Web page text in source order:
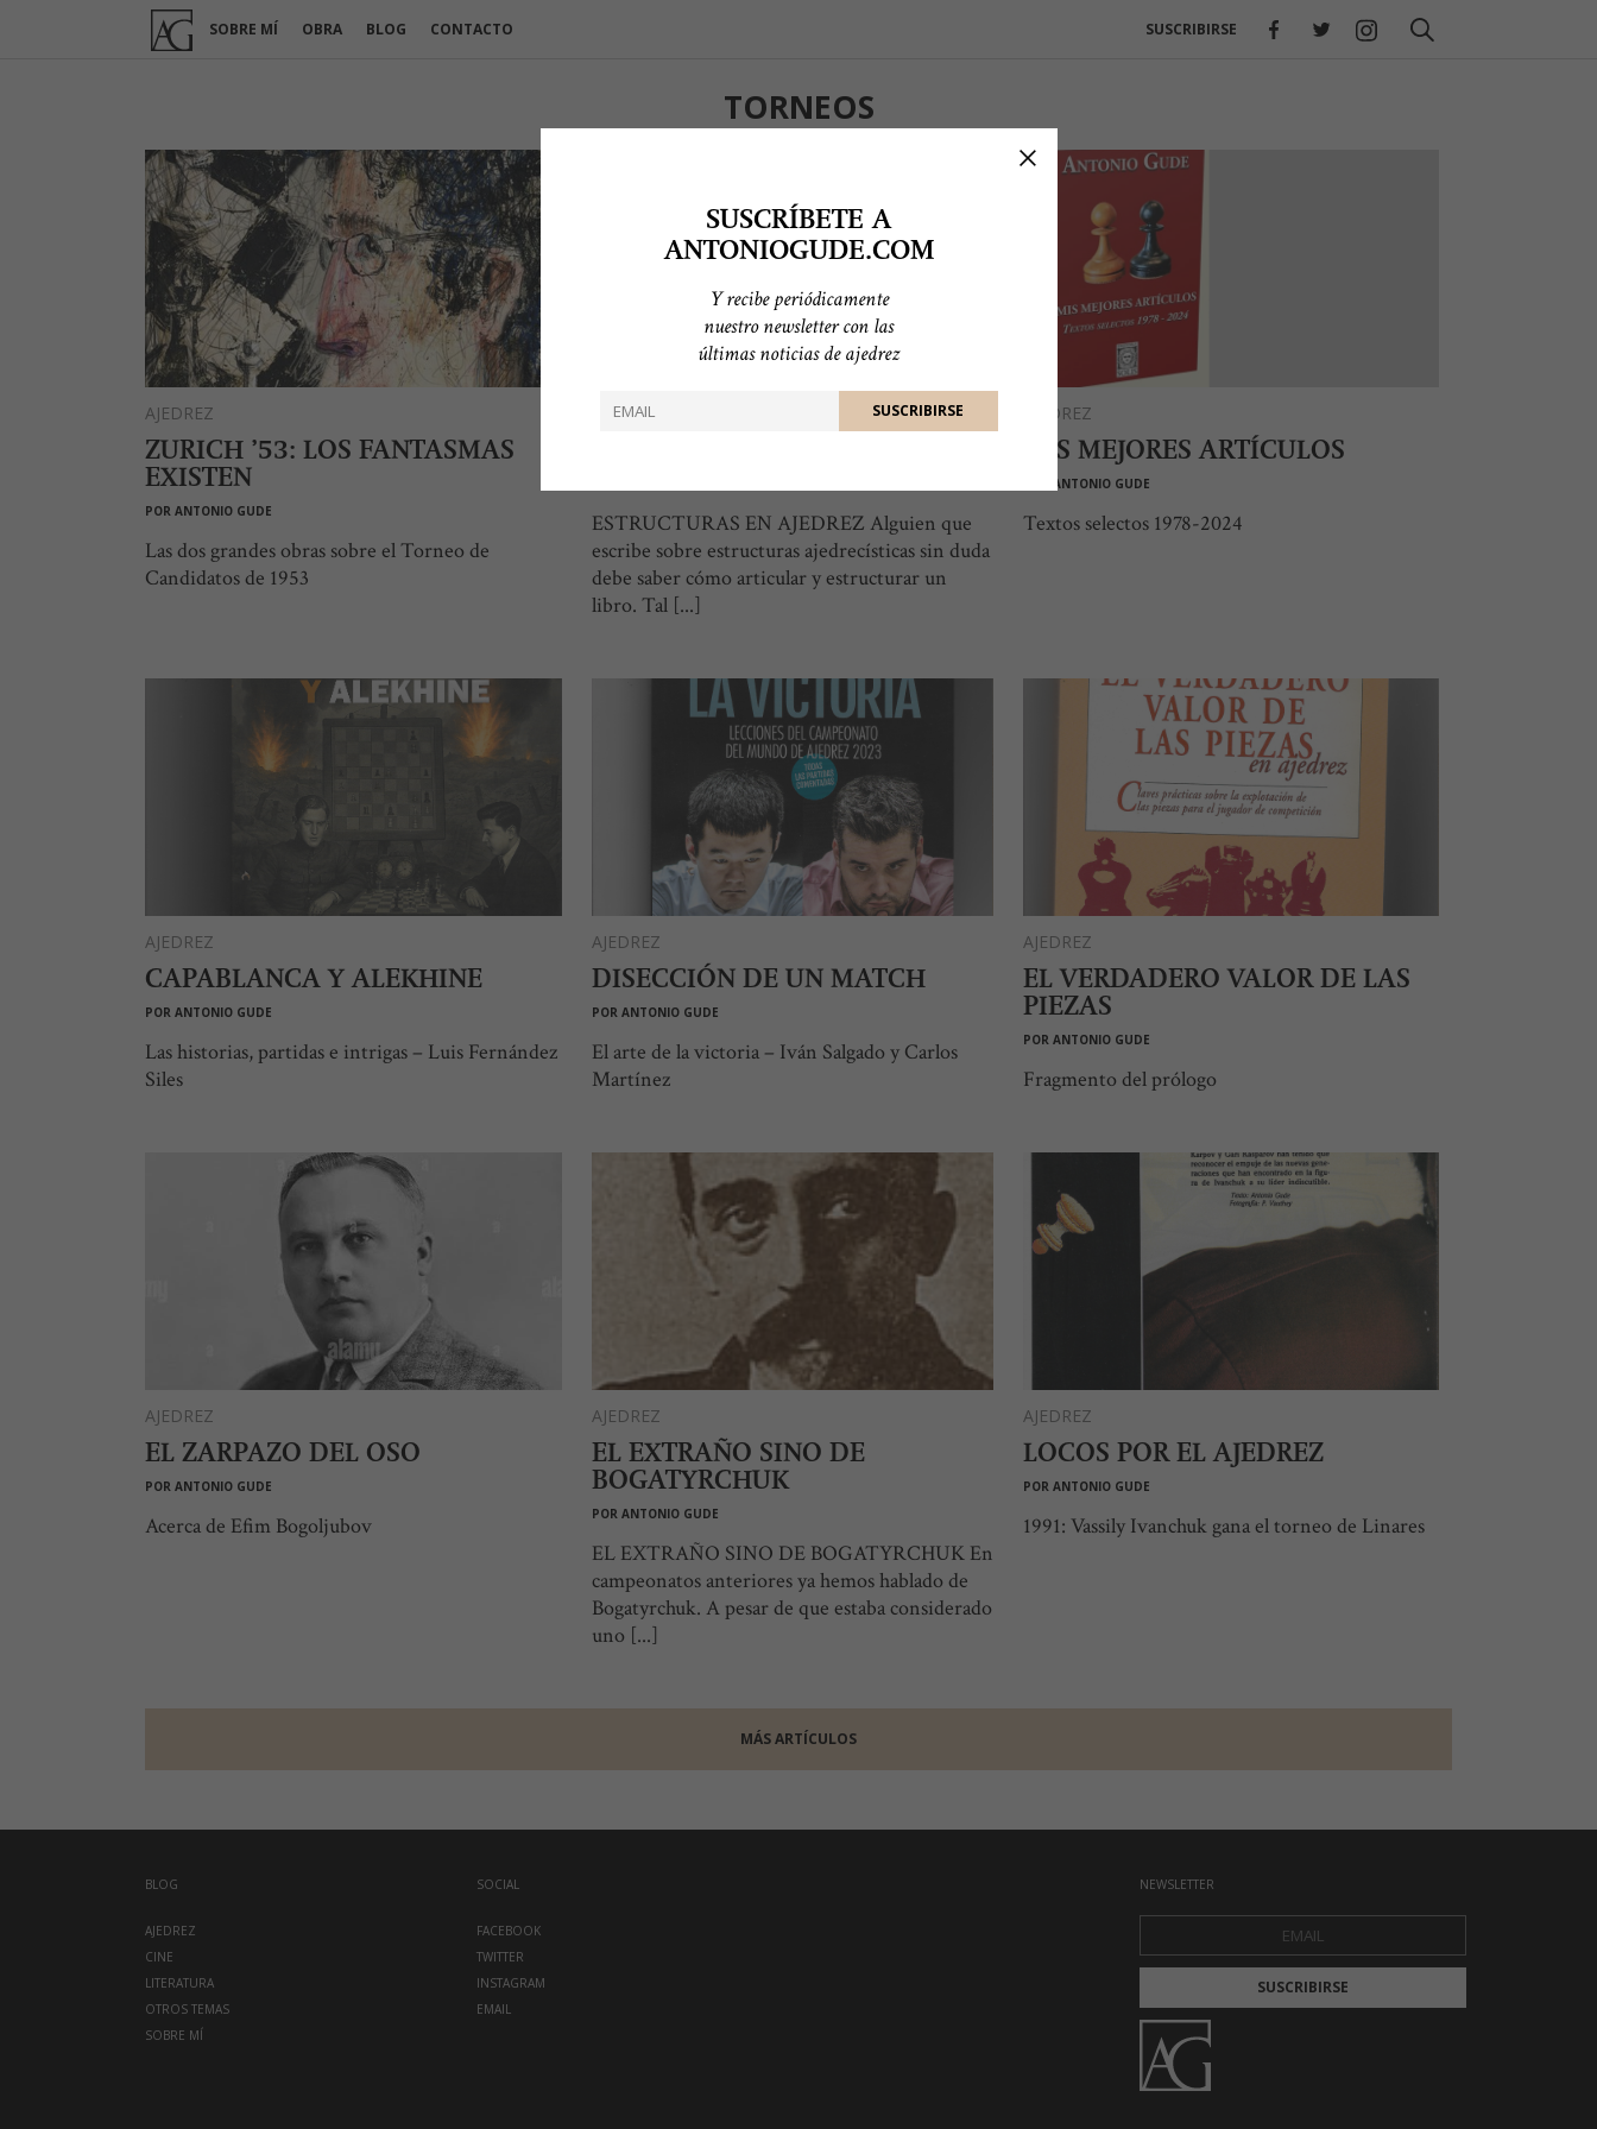
SUSCRÍBETE A
ANTONIOGUDE.COM
Y recibe periódicamente
nuestro newsletter con las
últimas noticias de ajedrez
SOBRE MÍ OBRA BLOG CONTACTO SUSCRIBIRSE
TORNEOS
AJEDREZ
ZURICH ’53: LOS FANTASMAS
EXISTEN
POR ANTONIO GUDE
Las dos grandes obras sobre el Torneo de
Candidatos de 1953
AJEDREZ
ESTRUCTURAS EN AJEDREZ Alguien que
escribe sobre estructuras ajedrecísticas sin duda
debe saber cómo articular y estructurar un
libro. Tal [...]
AJEDREZ
MIS MEJORES ARTÍCULOS
ANTONIO GUDE
Textos selectos 1978-2024
AJEDREZ
CAPABLANCA Y ALEKHINE
POR ANTONIO GUDE
Las historias, partidas e intrigas – Luis Fernández
Siles
AJEDREZ
DISECCIÓN DE UN MATCH
POR ANTONIO GUDE
El arte de la victoria – Iván Salgado y Carlos
Martínez
AJEDREZ
EL VERDADERO VALOR DE LAS
PIEZAS
POR ANTONIO GUDE
Fragmento del prólogo
AJEDREZ
EL ZARPAZO DEL OSO
POR ANTONIO GUDE
Acerca de Efim Bogoljubov
AJEDREZ
EL EXTRAÑO SINO DE
BOGATYRCHUK
POR ANTONIO GUDE
EL EXTRAÑO SINO DE BOGATYRCHUK En
campeonatos anteriores ya hemos hablado de
Bogatyrchuk. A pesar de que estaba considerado
uno [...]
AJEDREZ
LOCOS POR EL AJEDREZ
POR ANTONIO GUDE
1991: Vassily Ivanchuk gana el torneo de Linares
MÁS ARTÍCULOS
BLOG
AJEDREZ
CINE
LITERATURA
OTROS TEMAS
SOBRE MÍ
SOCIAL
FACEBOOK
TWITTER
INSTAGRAM
EMAIL
NEWSLETTER